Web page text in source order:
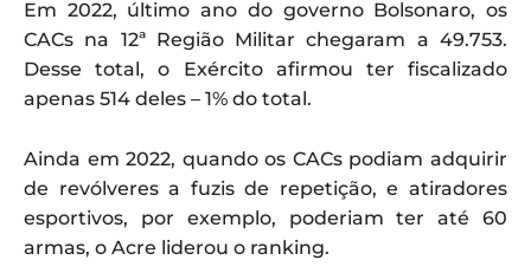
Em 2022, último ano do governo Bolsonaro, os
CACs na 12ª Região Militar chegaram a 49.753.
Desse total, o Exército afirmou ter fiscalizado
apenas 514 deles – 1% do total.
Ainda em 2022, quando os CACs podiam adquirir
de revólveres a fuzis de repetição, e atiradores
esportivos, por exemplo, poderiam ter até 60
armas, o Acre liderou o ranking.